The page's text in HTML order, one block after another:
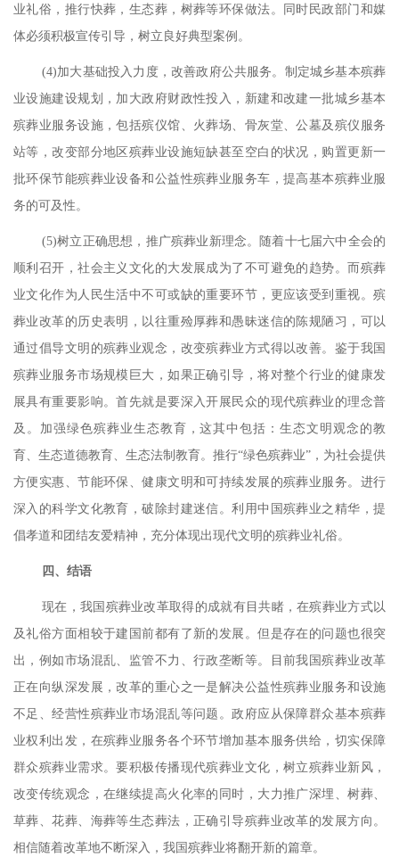
业礼俗，推行快葬，生态葬，树葬等环保做法。同时民政部门和媒
体必须积极宣传引导，树立良好典型案例。
(4)加大基础投入力度，改善政府公共服务。制定城乡基本殡葬
业设施建设规划，加大政府财政性投入，新建和改建一批城乡基本
殡葬业服务设施，包括殡仪馆、火葬场、骨灰堂、公墓及殡仪服务
站等，改变部分地区殡葬业设施短缺甚至空白的状况，购置更新一
批环保节能殡葬业设备和公益性殡葬业服务车，提高基本殡葬业服
务的可及性。
(5)树立正确思想，推广殡葬业新理念。随着十七届六中全会的
顺利召开，社会主义文化的大发展成为了不可避免的趋势。而殡葬
业文化作为人民生活中不可或缺的重要环节，更应该受到重视。殡
葬业改革的历史表明，以往重殓厚葬和愚昧迷信的陈规陋习，可以
通过倡导文明的殡葬业观念，改变殡葬业方式得以改善。鉴于我国
殡葬业服务市场规模巨大，如果正确引导，将对整个行业的健康发
展具有重要影响。首先就是要深入开展民众的现代殡葬业的理念普
及。加强绿色殡葬业生态教育，这其中包括：生态文明观念的教
育、生态道德教育、生态法制教育。推行“绿色殡葬业”，为社会提供
方便实惠、节能环保、健康文明和可持续发展的殡葬业服务。进行
深入的科学文化教育，破除封建迷信。利用中国殡葬业之精华，提
倡孝道和团结友爱精神，充分体现出现代文明的殡葬业礼俗。
四、结语
现在，我国殡葬业改革取得的成就有目共睹，在殡葬业方式以
及礼俗方面相较于建国前都有了新的发展。但是存在的问题也很突
出，例如市场混乱、监管不力、行政垄断等。目前我国殡葬业改革
正在向纵深发展，改革的重心之一是解决公益性殡葬业服务和设施
不足、经营性殡葬业市场混乱等问题。政府应从保障群众基本殡葬
业权利出发，在殡葬业服务各个环节增加基本服务供给，切实保障
群众殡葬业需求。要积极传播现代殡葬业文化，树立殡葬业新风，
改变传统观念，在继续提高火化率的同时，大力推广深埋、树葬、
草葬、花葬、海葬等生态葬法，正确引导殡葬业改革的发展方向。
相信随着改革地不断深入，我国殡葬业将翻开新的篇章。